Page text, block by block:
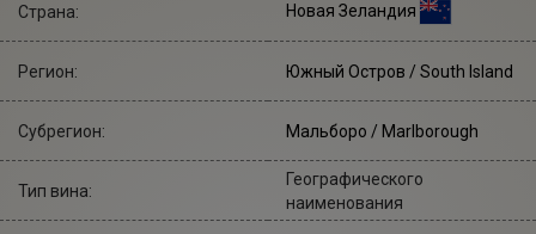
Страна: Новая Зеландия
Регион: Южный Остров / South Island
Субрегион: Мальборо / Marlborough
Тип вина:
Географического
наименования